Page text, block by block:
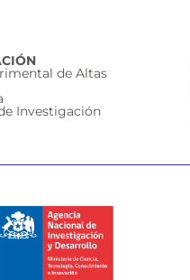
de Altas
Investigación